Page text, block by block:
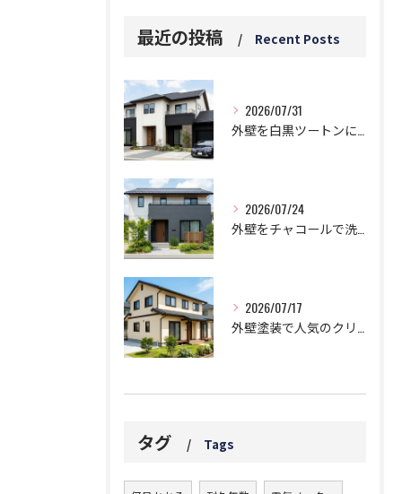
最近の投稿 Recent Posts
2026/07/31
外壁を白黒ツートンにする黄金比！モダンに仕上げる鉄則！
2026/07/24
外壁をチャコールで洗練された邸宅に!劇的おしゃれなツートン鉄板コンビ
2026/07/17
外壁塗装で人気のクリーム色でお洒落な家に！失敗しない色選びのコツ
タグ Tags